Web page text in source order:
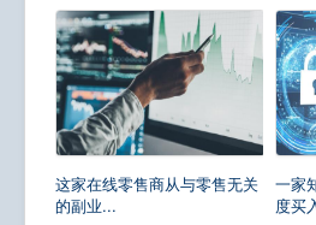
这家在线零售商从与零售无关
的副业...
一家
度买